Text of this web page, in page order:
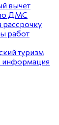
вычет
ДМС
рассрочку
работ
туризм
информация